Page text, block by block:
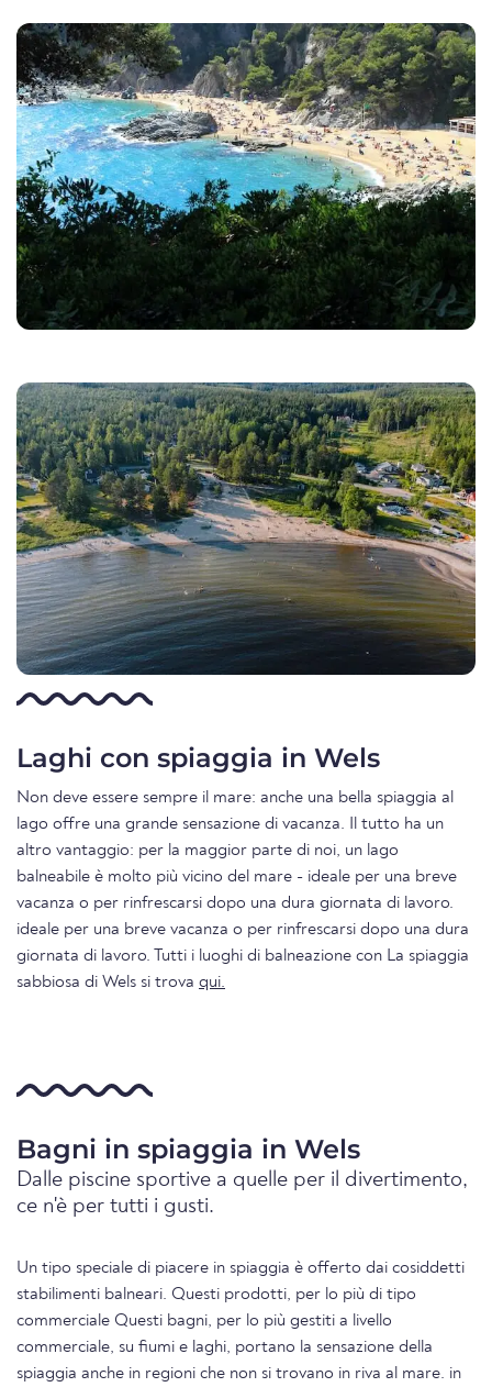
Laghi con spiaggia in Wels
Non deve essere sempre il mare: anche una bella spiaggia al
lago offre una grande sensazione di vacanza. Il tutto ha un
altro vantaggio: per la maggior parte di noi, un lago
balneabile è molto più vicino del mare - ideale per una breve
vacanza o per rinfrescarsi dopo una dura giornata di lavoro.
ideale per una breve vacanza o per rinfrescarsi dopo una dura
giornata di lavoro. Tutti i luoghi di balneazione con La spiaggia
sabbiosa di Wels si trova qui.
Bagni in spiaggia in Wels
Dalle piscine sportive a quelle per il divertimento,
ce n'è per tutti i gusti.
Un tipo speciale di piacere in spiaggia è offerto dai cosiddetti
stabilimenti balneari. Questi prodotti, per lo più di tipo
commerciale Questi bagni, per lo più gestiti a livello
commerciale, su fiumi e laghi, portano la sensazione della
spiaggia anche in regioni che non si trovano in riva al mare. in